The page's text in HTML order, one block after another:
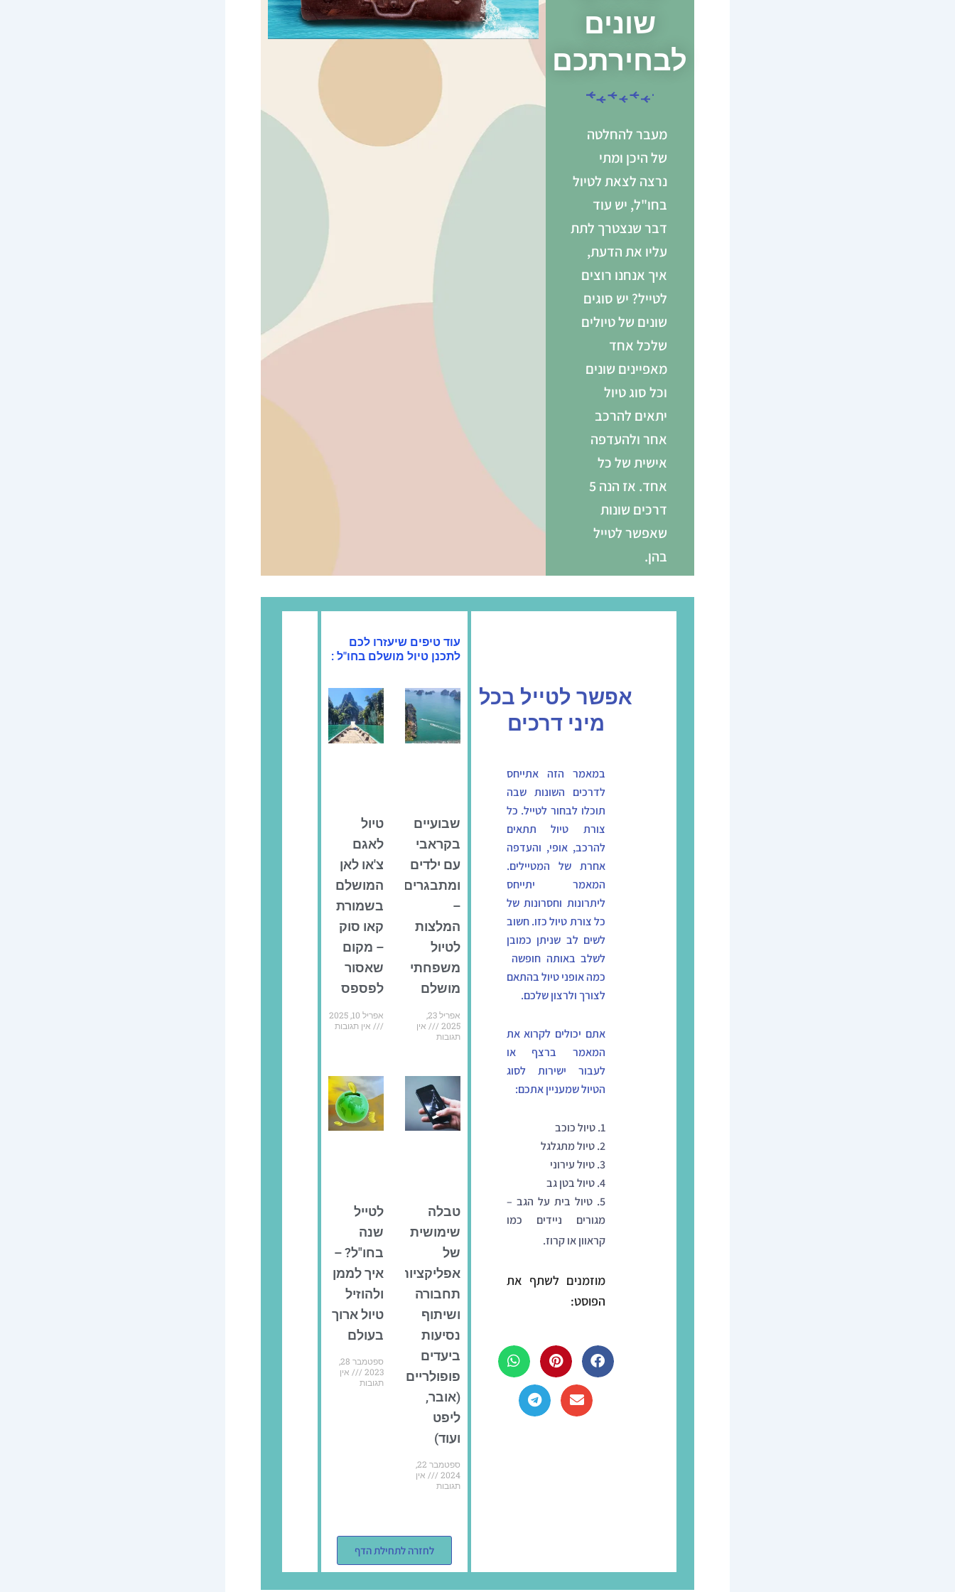
שונים
לבחירתכם
מעבר להחלטה
של היכן ומתי
נרצה לצאת לטיול
בחו"ל, יש עוד
דבר שנצטרך לתת
עליו את הדעת,
איך אנחנו רוצים
לטייל? יש סוגים
שונים של טיולים
שלכל אחד
מאפיינים שונים
וכל סוג טיול
יתאים להרכב
אחר ולהעדפה
אישית של כל
אחד. אז הנה 5
דרכים שונות
שאפשר לטייל
בהן.
אפשר לטייל בכל
מיני דרכים
במאמר הזה אתייחס
לדרכים השונות שבה
תוכלו לבחור לטייל. כל
צורת טיול תתאים
להרכב, אופי, והעדפה
אחרת של המטיילים.
המאמר יתייחס
ליתרונות וחסרונות של
כל צורת טיול כזו. חשוב
לשים לב שניתן כמובן
לשלב באותה חופשה
כמה אופני טיול בהתאם
לצורך ולרצון שלכם.
אתם יכולים לקרוא את
המאמר ברצף או
לעבור ישירות לסוג
הטיול שמעניין אתכם:
1. טיול כוכב
2. טיול מתגלגל
3. טיול עירוני
4. טיול בטן גב
5. טיול בית על הגב –
מגורים ניידים כמו
קראוון או קרוז.
מוזמנים לשתף את
הפוסט:
עוד טיפים שיעזרו לכם
לתכנן טיול מושלם בחו"ל :
שבועיים
בקראבי
עם ילדים
ומתבגרים
–
המלצות
לטיול
משפחתי
מושלם
2025
אין
תגובות
טיול
לאגם
צ'או לאן
המושלם
בשמורת
קאו סוק
– מקום
שאסור
לפספס
אפריל 10, 2025
אין תגובות
טבלה
שימושית
של
אפליקציות
תחבורה
ושיתוף
נסיעות
ביעדים
פופולריים
(אובר,
ליפט
ועוד)
2024
אין
תגובות
לטייל
שנה
בחו"ל? –
איך לממן
ולהוזיל
טיול ארוך
בעולם
2023
אין
תגובות
לחזרה לתחילת הדף